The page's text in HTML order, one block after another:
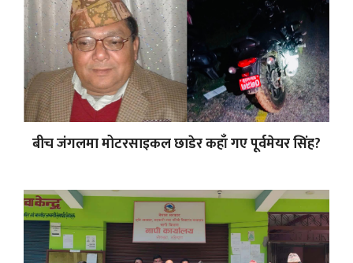
बीच जंगलमा मोटरसाइकल छाडेर कहाँ गए पूर्वमेयर सिंह?